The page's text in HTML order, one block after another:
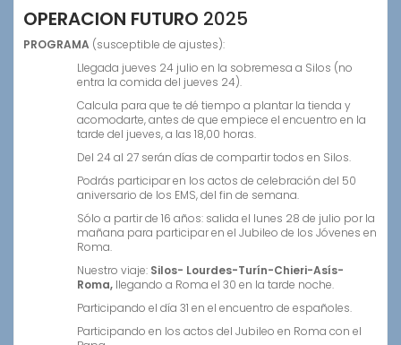
OPERACION FUTURO 2025
PROGRAMA (susceptible de ajustes):
Llegada jueves 24 julio en la sobremesa a Silos (no
entra la comida del jueves 24).
Calcula para que te dé tiempo a plantar la tienda y
acomodarte, antes de que empiece el encuentro en la
tarde del jueves, a las 18,00 horas.
Del 24 al 27 serán días de compartir todos en Silos.
Podrás participar en los actos de celebración del 50
aniversario de los EMS, del fin de semana.
Sólo a partir de 16 años: salida el lunes 28 de julio por la
mañana para participar en el Jubileo de los Jóvenes en
Roma.
Nuestro viaje: Silos- Lourdes-Turín-Chieri-Asís-
Roma, llegando a Roma el 30 en la tarde noche.
Participando el día 31 en el encuentro de españoles.
Participando en los actos del Jubileo en Roma con el